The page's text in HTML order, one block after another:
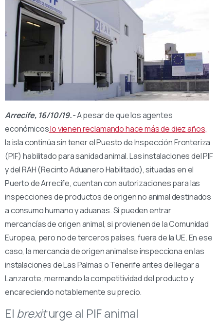
Arrecife, 16/10/19.-A pesar de que los agentes
económicoslo vienen reclamando hace más de diez años,
la isla continúa sin tener el Puesto de Inspección Fronteriza
(PIF) habilitado para sanidad animal. Las instalaciones del PIF
y del RAH (Recinto Aduanero Habilitado), situadas en el
Puerto de Arrecife, cuentan con autorizaciones para las
inspecciones de productos de origen no animal destinados
a consumo humano y aduanas. Sí pueden entrar
mercancías de origen animal, si provienen de la Comunidad
Europea, pero no de terceros países, fuera de la UE. En ese
caso, la mercancía de origen animal se inspecciona en las
instalaciones de Las Palmas o Tenerife antes de llegar a
Lanzarote, mermando la competitividad del producto y
encareciendo notablemente su precio.
El brexiturge al PIF animal